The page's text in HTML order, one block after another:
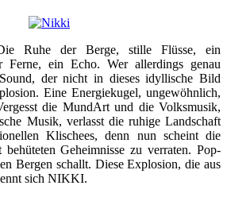
Ruhe der Berge, stille Flüsse, ein
ein Echo. Wer allerdings genau
der nicht in dieses idyllische Bild
Eine Energiekugel, ungewöhnlich,
die MundArt und die Volksmusik,
Musik, verlasst die ruhige Landschaft
Klischees, denn nun scheint die
Geheimnisse zu verraten. Pop-
Bergen schallt. Diese Explosion, die aus
sich NIKKI.